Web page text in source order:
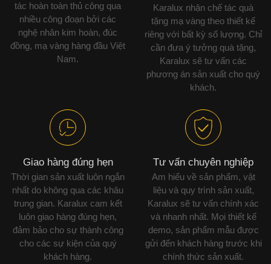
tác hoàn toàn thủ công qua
nhiều công đoạn bởi các
nghệ nhân kim hoàn, đúc
đồng, mạ vàng hàng đầu Việt
Nam.
Karalux nhận chế tác quà
tặng mạ vàng theo thiết kế
riêng với bất kỳ số lượng. Chỉ
cần đưa ý tưởng quà tặng,
Karalux sẽ tư vấn các
phương án sản xuất cho quý
khách.
Giao hàng đúng hẹn
Thời gian sản xuất luôn ngắn
nhất do không qua các khâu
trung gian. Karalux cam kết
luôn giao hàng đúng hẹn,
đảm bảo cho sự thành công
cho các sự kiện của quý
khách hàng.
Tư vấn chuyên nghiệp
Am hiểu về sản phẩm, vật
liệu và quy trình sản xuất,
Karalux sẽ tư vấn chính xác
và nhanh nhất. Mọi thiết kế
demo, sản phẩm mẫu được
gửi đến khách hàng trước khi
chính thức sản xuất.